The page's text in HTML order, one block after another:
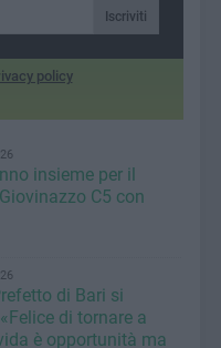
Iscriviti
policy
insieme per il
C5 con
di Bari si
di tornare a
è opportunità ma